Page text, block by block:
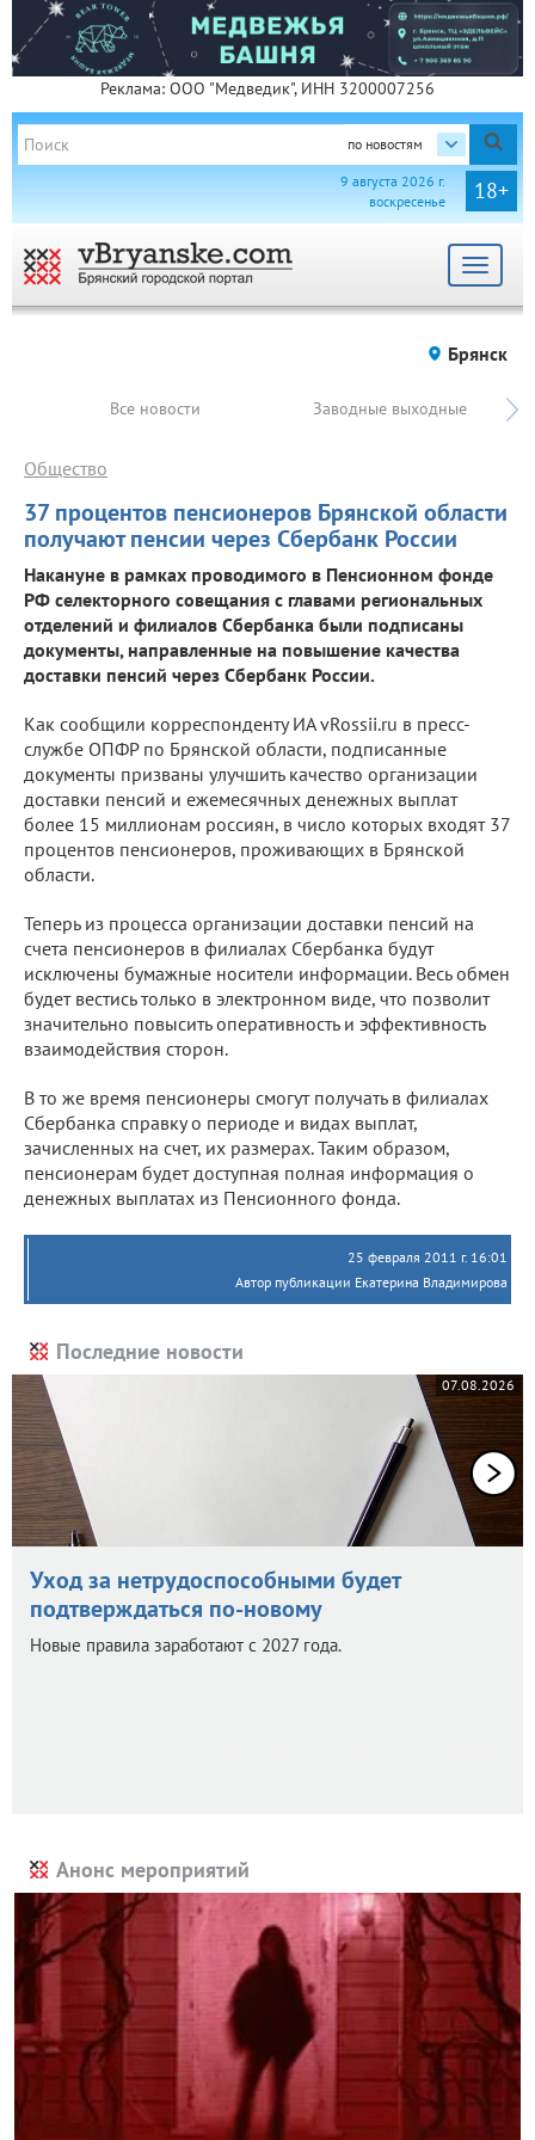
Реклама: ООО "Медведик", ИНН 3200007256
по новостям
18+
9 августа 2026 г.
воскресенье
Toggle
Брянск
Все новости Заводные выходные
37 процентов пенсионеров Брянской области
получают пенсии через Сбербанк России
Общество
Накануне в рамках проводимого в Пенсионном фонде
РФ селекторного совещания с главами региональных
отделений и филиалов Сбербанка были подписаны
документы, направленные на повышение качества
доставки пенсий через Сбербанк России.
Как сообщили корреспонденту ИА vRossii.ru в пресс-
службе ОПФР по Брянской области, подписанные
документы призваны улучшить качество организации
доставки пенсий и ежемесячных денежных выплат
более 15 миллионам россиян, в число которых входят 37
процентов пенсионеров, проживающих в Брянской
области.
Теперь из процесса организации доставки пенсий на
счета пенсионеров в филиалах Сбербанка будут
исключены бумажные носители информации. Весь обмен
будет вестись только в электронном виде, что позволит
значительно повысить оперативность и эффективность
взаимодействия сторон.
В то же время пенсионеры смогут получать в филиалах
Сбербанка справку о периоде и видах выплат,
зачисленных на счет, их размерах. Таким образом,
пенсионерам будет доступная полная информация о
денежных выплатах из Пенсионного фонда.
25 февраля 2011 г. 16:01
Автор публикации Екатерина Владимирова
Последние новости
07.08.2026
Уход за нетрудоспособными будет
подтверждаться по-новому
Новые правила заработают с 2027 года.
Анонс мероприятий